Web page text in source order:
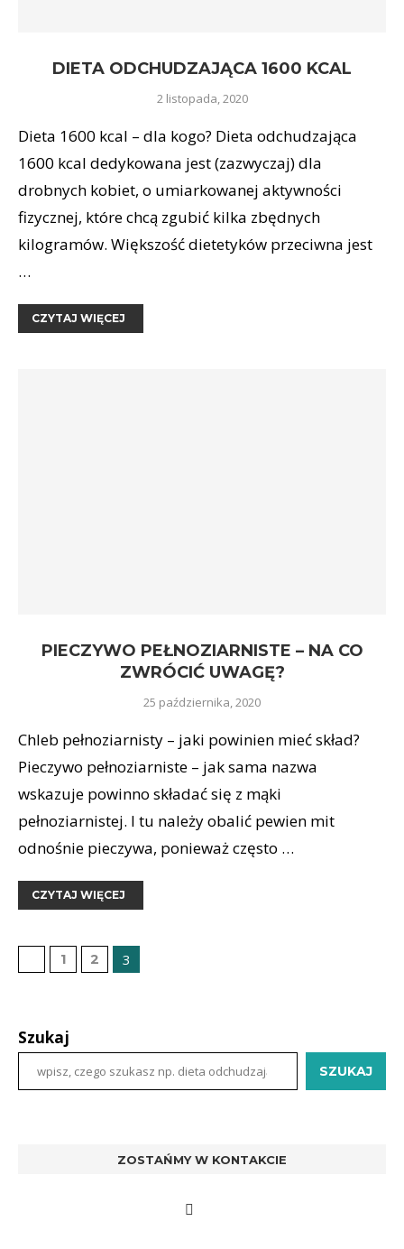
DIETA ODCHUDZAJĄCA 1600 KCAL
2 listopada, 2020
Dieta 1600 kcal – dla kogo? Dieta odchudzająca
1600 kcal dedykowana jest (zazwyczaj) dla
drobnych kobiet, o umiarkowanej aktywności
fizycznej, które chcą zgubić kilka zbędnych
kilogramów. Większość dietetyków przeciwna jest
…
CZYTAJ WIĘCEJ
PIECZYWO PEŁNOZIARNISTE – NA CO
ZWRÓCIĆ UWAGĘ?
25 października, 2020
Chleb pełnoziarnisty – jaki powinien mieć skład?
Pieczywo pełnoziarniste – jak sama nazwa
wskazuje powinno składać się z mąki
pełnoziarnistej. I tu należy obalić pewien mit
odnośnie pieczywa, ponieważ często …
CZYTAJ WIĘCEJ
1 2 3
Szukaj
SZUKAJ
ZOSTAŃMY W KONTAKCIE